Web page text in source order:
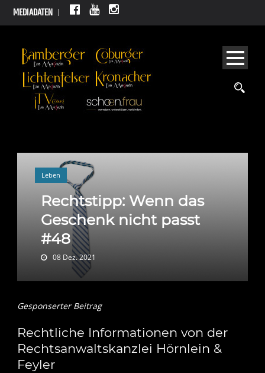
MEDIADATEN
Leben
Rechtstipp: Wenn das
Geschenk nicht passt
#48
08 Dez. 2021
Gesponserter Beitrag
Rechtliche Informationen von der
Rechtsanwaltskanzlei Hörnlein &
Feyler